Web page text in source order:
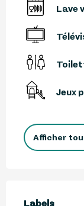
Lave
Jeux
Afficher
Labels
Labels